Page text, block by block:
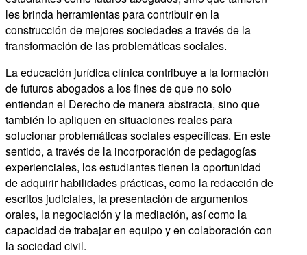
les brinda herramientas para contribuir en la
construcción de mejores sociedades a través de la
transformación de las problemáticas sociales.
La educación jurídica clínica contribuye a la formación
de futuros abogados a los fines de que no solo
entiendan el Derecho de manera abstracta, sino que
también lo apliquen en situaciones reales para
solucionar problemáticas sociales específicas. En este
sentido, a través de la incorporación de pedagogías
experienciales, los estudiantes tienen la oportunidad
de adquirir habilidades prácticas, como la redacción de
escritos judiciales, la presentación de argumentos
orales, la negociación y la mediación, así como la
capacidad de trabajar en equipo y en colaboración con
la sociedad civil.